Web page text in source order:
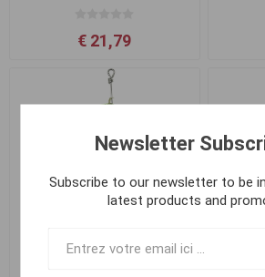
€ 21,79
Newsletter
Subscribe to our newsletter to be
latest products and